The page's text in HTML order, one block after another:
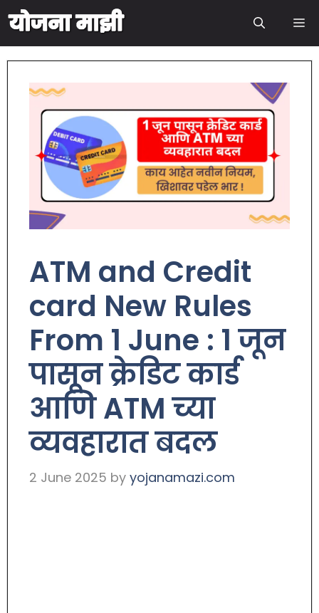
ATM and Credit
card New Rules
From 1 June : 1 जून
पासून क्रेडिट कार्ड
आणि ATM च्या
व्यवहारात बदल
2 June 2025 by yojanamazi.com